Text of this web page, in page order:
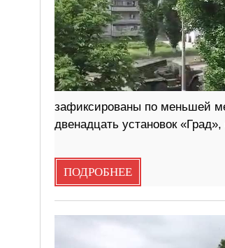
зафиксированы по меньшей
двенадцать установок
ПОДРОБНЕЕ